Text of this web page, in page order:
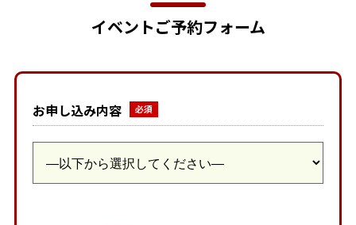
イベントご予約フォーム
お申し込み内容